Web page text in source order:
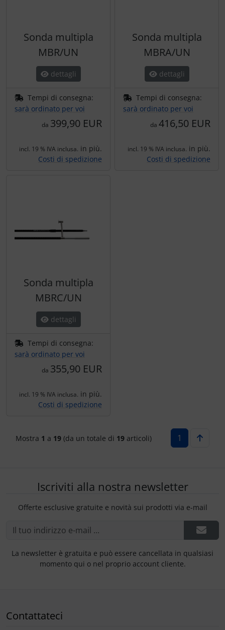
Sonda multipla
MBR/UN
dettagli
Tempi di consegna:
sarà ordinato per voi
da 399,90 EUR
incl. 19 % IVA inclusa. in più.
Costi di spedizione
Sonda multipla
MBRA/UN
dettagli
Tempi di consegna:
sarà ordinato per voi
da 416,50 EUR
incl. 19 % IVA inclusa. in più.
Costi di spedizione
Sonda multipla
MBRC/UN
dettagli
Tempi di consegna:
sarà ordinato per voi
da 355,90 EUR
incl. 19 % IVA inclusa. in più.
Costi di spedizione
Mostra 1 a 19 (da un totale di 19 articoli) 1
Iscriviti alla nostra newsletter
Offerte esclusive gratuite e novità sui prodotti via e-mail
La newsletter è gratuita e può essere cancellata in qualsiasi
momento qui o nel proprio account cliente.
Contattateci